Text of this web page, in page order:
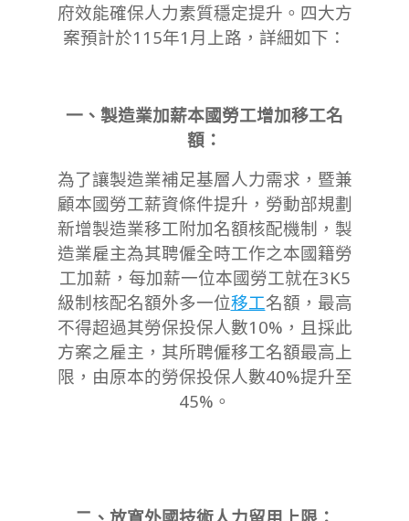
府效能確保人力素質穩定提升。四大方
案預計於115年1月上路，詳細如下：
一、製造業加薪本國勞工增加移工名
額：
為了讓製造業補足基層人力需求，暨兼
顧本國勞工薪資條件提升，勞動部規劃
新增製造業移工附加名額核配機制，製
造業雇主為其聘僱全時工作之本國籍勞
工加薪，每加薪一位本國勞工就在3K5
級制核配名額外多一位移工名額，最高
不得超過其勞保投保人數10%，且採此
方案之雇主，其所聘僱移工名額最高上
限，由原本的勞保投保人數40%提升至
45%。